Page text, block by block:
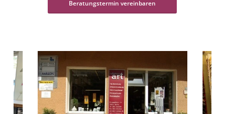
Beratungstermin vereinbaren